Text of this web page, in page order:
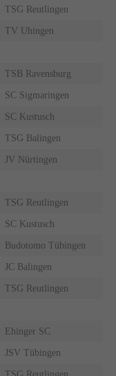
TSG Reutlingen
TV Uhingen
TSB Ravensburg
SC Sigmaringen
SC Kustusch
TSG Balingen
JV Nürtingen
TSG Reutlingen
SC Kustusch
Budotomo Tübingen
JC Balingen
TSG Reutlingen
Ehinger SC
JSV Tübingen